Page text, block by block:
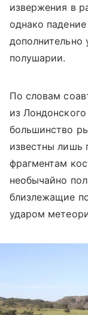
извержения в
однако
полушарии.
По словам
из
большинство
известны лишь
фрагментам
необычайно
близлежащие
ударом